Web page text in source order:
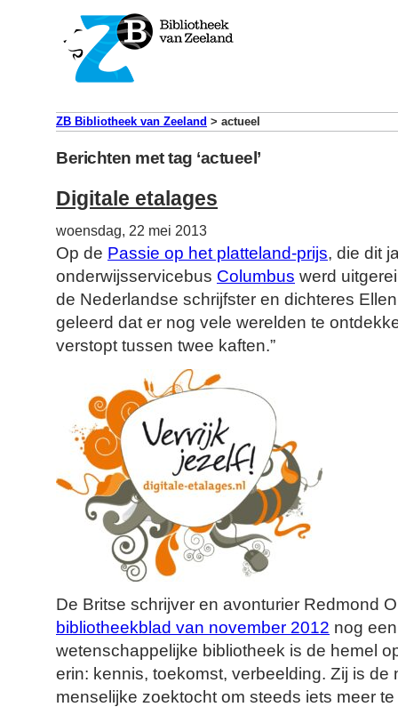
ZB Bibliotheek van Zeeland > actueel
Berichten met tag ‘actueel’
Digitale etalages
woensdag, 22 mei 2013
Op de Passie op het platteland-prijs, die dit
onderwijsservicebus Columbus werd
de Nederlandse schrijfster en dichteres
geleerd dat er nog vele werelden te
verstopt tussen twee kaften.”
De Britse schrijver en avonturier Redmond
bibliotheekblad van november 2012 nog
wetenschappelijke bibliotheek is de hemel
erin: kennis, toekomst, verbeelding. Zij is de
menselijke zoektocht om steeds iets meer